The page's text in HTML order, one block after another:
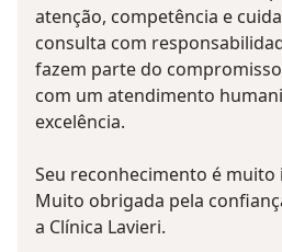
atenção, competência e
consulta com
fazem parte do
com um atendimento
excelência.
Seu reconhecimento é
Muito obrigada pela
a Clínica Lavieri.